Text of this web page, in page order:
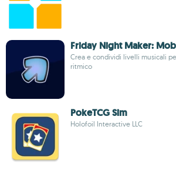
Friday Night Maker:
Crea e condividi livelli musicali
ritmico
PokeTCG Sim
Holofoil Interactive LLC